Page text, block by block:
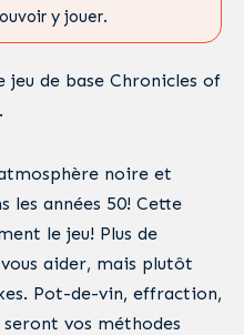
y jouer.
jeu de base Chronicles of
noire et
les années 50! Cette
le jeu! Plus de
aider, mais plutôt
Pot-de-vin, effraction,
vos méthodes